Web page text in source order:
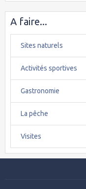
A faire...
Sites naturels
Activités sportives
Gastronomie
La pêche
Visites